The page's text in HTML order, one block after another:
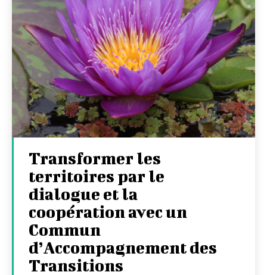
Transformer les
territoires par le
dialogue et la
coopération avec un
Commun
d’Accompagnement des
Transitions